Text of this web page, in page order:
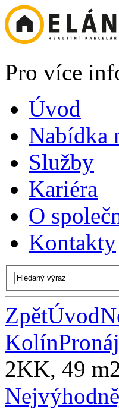
Pro více
Úvod
Nabídka
Služby
Kariéra
O
Kontakty
ZpětÚvod
Kolín
2KK, 49